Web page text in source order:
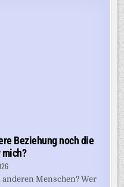
Beziehung noch die
Menschen? Wer